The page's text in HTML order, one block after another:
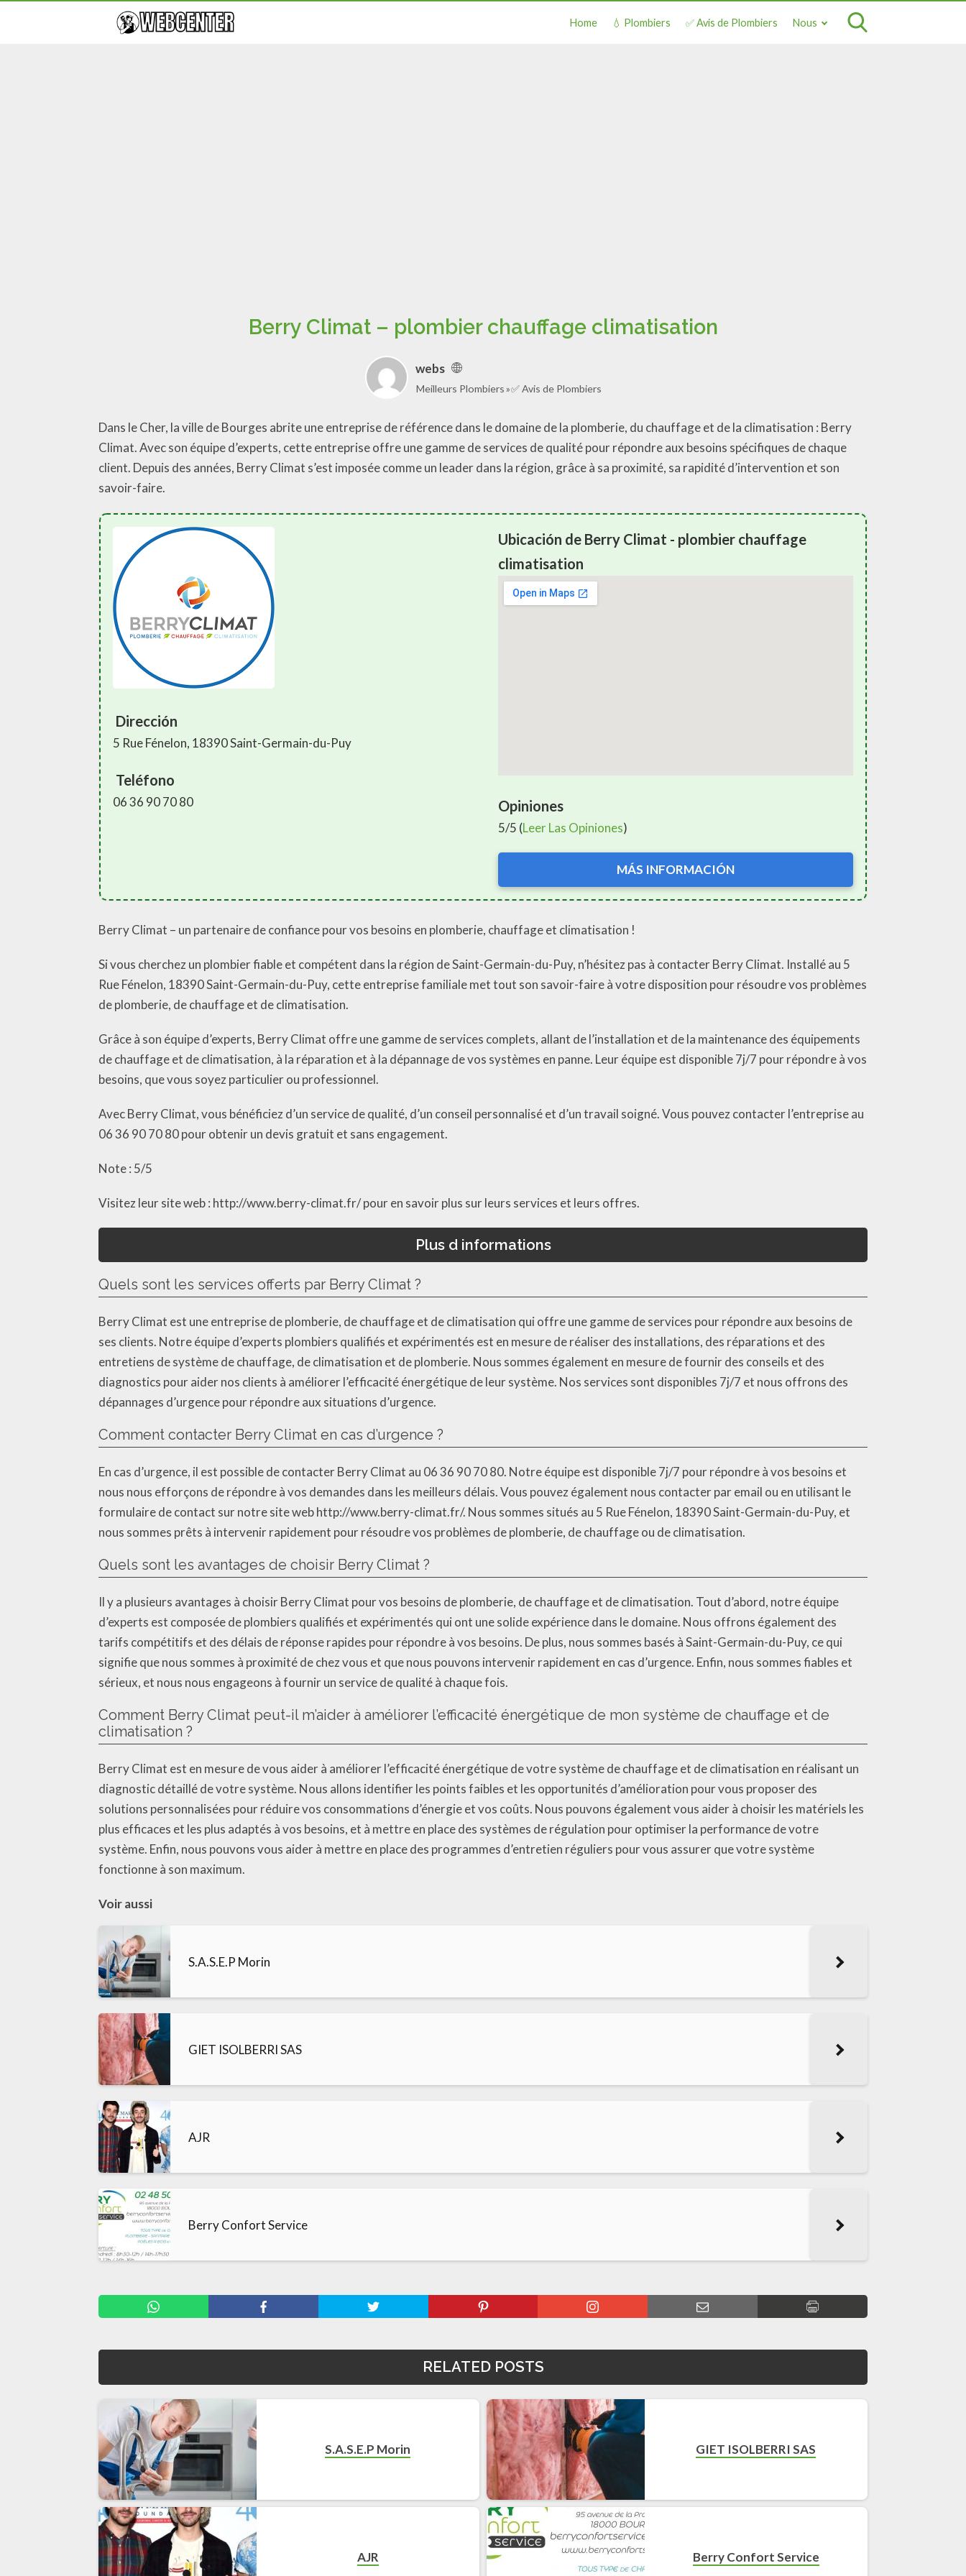
Home 💧 Plombiers ✅ Avis de Plombiers Nous
Berry Climat – plombier chauffage climatisation
webs
Meilleurs Plombiers ✅ Avis de Plombiers
Dans le Cher, la ville de Bourges abrite une entreprise de référence dans le domaine de la plomberie, du chauffage et de la climatisation : Berry
Climat. Avec son équipe d’experts, cette entreprise offre une gamme de services de qualité pour répondre aux besoins spécifiques de chaque
client. Depuis des années, Berry Climat s’est imposée comme un leader dans la région, grâce à sa proximité, sa rapidité d’intervention et son
savoir-faire.
Dirección
5 Rue Fénelon, 18390 Saint-Germain-du-Puy
Teléfono
06 36 90 70 80
Ubicación de Berry Climat - plombier chauffage
climatisation
Opiniones
5/5 (Leer Las Opiniones)
MÁS INFORMACIÓN
Berry Climat – un partenaire de confiance pour vos besoins en plomberie, chauffage et climatisation !
Si vous cherchez un plombier fiable et compétent dans la région de Saint-Germain-du-Puy, n’hésitez pas à contacter Berry Climat. Installé au 5
Rue Fénelon, 18390 Saint-Germain-du-Puy, cette entreprise familiale met tout son savoir-faire à votre disposition pour résoudre vos problèmes
de plomberie, de chauffage et de climatisation.
Grâce à son équipe d’experts, Berry Climat offre une gamme de services complets, allant de l’installation et de la maintenance des équipements
de chauffage et de climatisation, à la réparation et à la dépannage de vos systèmes en panne. Leur équipe est disponible 7j/7 pour répondre à vos
besoins, que vous soyez particulier ou professionnel.
Avec Berry Climat, vous bénéficiez d’un service de qualité, d’un conseil personnalisé et d’un travail soigné. Vous pouvez contacter l’entreprise au
06 36 90 70 80 pour obtenir un devis gratuit et sans engagement.
Note : 5/5
Visitez leur site web : http://www.berry-climat.fr/ pour en savoir plus sur leurs services et leurs offres.
Plus d informations
Quels sont les services offerts par Berry Climat ?
Berry Climat est une entreprise de plomberie, de chauffage et de climatisation qui offre une gamme de services pour répondre aux besoins de
ses clients. Notre équipe d’experts plombiers qualifiés et expérimentés est en mesure de réaliser des installations, des réparations et des
entretiens de système de chauffage, de climatisation et de plomberie. Nous sommes également en mesure de fournir des conseils et des
diagnostics pour aider nos clients à améliorer l’efficacité énergétique de leur système. Nos services sont disponibles 7j/7 et nous offrons des
dépannages d’urgence pour répondre aux situations d’urgence.
Comment contacter Berry Climat en cas d’urgence ?
En cas d’urgence, il est possible de contacter Berry Climat au 06 36 90 70 80. Notre équipe est disponible 7j/7 pour répondre à vos besoins et
nous nous efforçons de répondre à vos demandes dans les meilleurs délais. Vous pouvez également nous contacter par email ou en utilisant le
formulaire de contact sur notre site web http://www.berry-climat.fr/. Nous sommes situés au 5 Rue Fénelon, 18390 Saint-Germain-du-Puy, et
nous sommes prêts à intervenir rapidement pour résoudre vos problèmes de plomberie, de chauffage ou de climatisation.
Quels sont les avantages de choisir Berry Climat ?
Il y a plusieurs avantages à choisir Berry Climat pour vos besoins de plomberie, de chauffage et de climatisation. Tout d’abord, notre équipe
d’experts est composée de plombiers qualifiés et expérimentés qui ont une solide expérience dans le domaine. Nous offrons également des
tarifs compétitifs et des délais de réponse rapides pour répondre à vos besoins. De plus, nous sommes basés à Saint-Germain-du-Puy, ce qui
signifie que nous sommes à proximité de chez vous et que nous pouvons intervenir rapidement en cas d’urgence. Enfin, nous sommes fiables et
sérieux, et nous nous engageons à fournir un service de qualité à chaque fois.
Comment Berry Climat peut-il m’aider à améliorer l’efficacité énergétique de mon système de chauffage et de
climatisation ?
Berry Climat est en mesure de vous aider à améliorer l’efficacité énergétique de votre système de chauffage et de climatisation en réalisant un
diagnostic détaillé de votre système. Nous allons identifier les points faibles et les opportunités d’amélioration pour vous proposer des
solutions personnalisées pour réduire vos consommations d’énergie et vos coûts. Nous pouvons également vous aider à choisir les matériels les
plus efficaces et les plus adaptés à vos besoins, et à mettre en place des systèmes de régulation pour optimiser la performance de votre
système. Enfin, nous pouvons vous aider à mettre en place des programmes d’entretien réguliers pour vous assurer que votre système
fonctionne à son maximum.
Voir aussi
S.A.S.E.P Morin
GIET ISOLBERRI SAS
AJR
Berry Confort Service
RELATED POSTS
S.A.S.E.P Morin GIET ISOLBERRI SAS
AJR Berry Confort Service